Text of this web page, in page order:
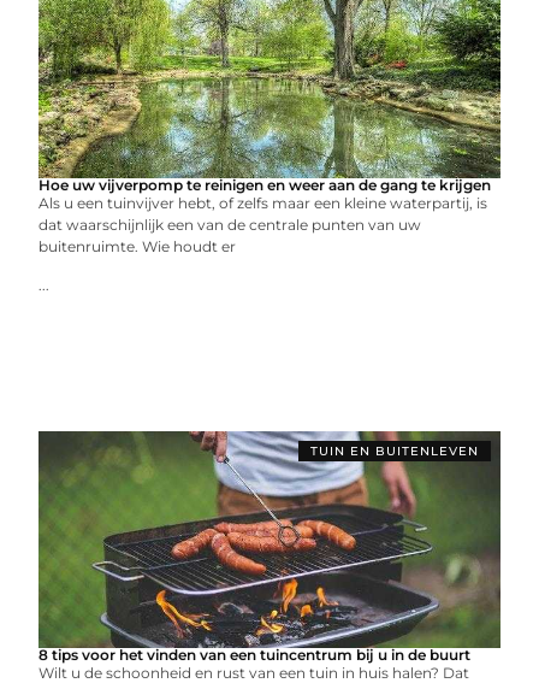
Hoe uw vijverpomp te reinigen en weer aan de gang te krijgen
Als u een tuinvijver hebt, of zelfs maar een kleine waterpartij, is
dat waarschijnlijk een van de centrale punten van uw
buitenruimte. Wie houdt er
...
TUIN EN BUITENLEVEN
8 tips voor het vinden van een tuincentrum bij u in de buurt
Wilt u de schoonheid en rust van een tuin in huis halen? Dat